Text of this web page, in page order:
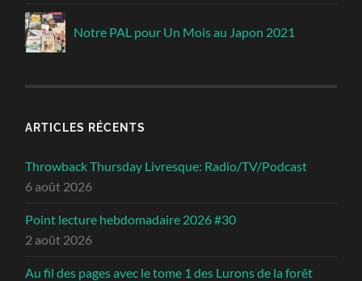
Notre PAL pour Un Mois au Japon 2021
ARTICLES RÉCENTS
Throwback Thursday Livresque: Radio/TV/Podcast
6 août 2026
Point lecture hebdomadaire 2026 #30
2 août 2026
Au fil des pages avec le tome 1 des Lurons de la forêt